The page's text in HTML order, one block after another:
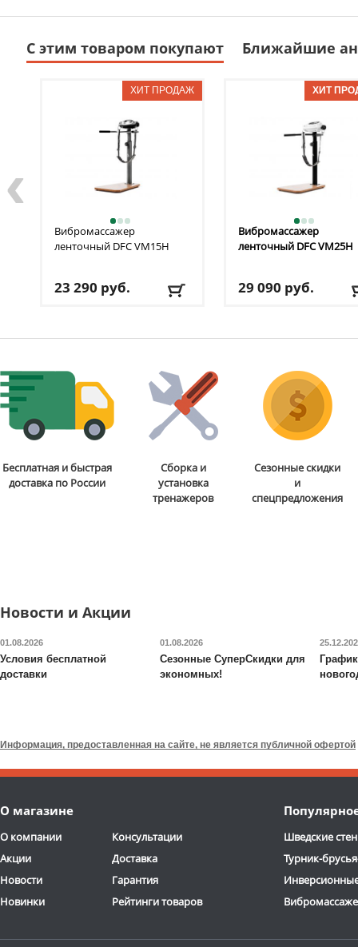
С этим товаром покупают Ближайшие
Вибромассажер
ленточный DFCVM15H
23 290 руб.
Размер:75 х 60 х 98 см
Доставка:
БЕСПЛАТНО,
2-3 дня
Вибромассажер
ленточный DFCVM25H
29 090 руб.
Размер:75 х 60 х 98 см
Доставка:
2-3 дня
‹
Бесплатная и быстрая
доставка по России
Сборка и
установка
тренажеров
Сезонные скидки
и
спецпредложения
Новости и Акции
01.08.2026
Условия бесплатной
доставки
01.08.2026
Сезонные СуперСкидки для
экономных!
Информация, предоставленная на сайте, не является публичной офертой
О магазине
О компании
Акции
Новости
Новинки
Консультации
Доставка
Гарантия
Рейтинги товаров
Шведские
Турник-